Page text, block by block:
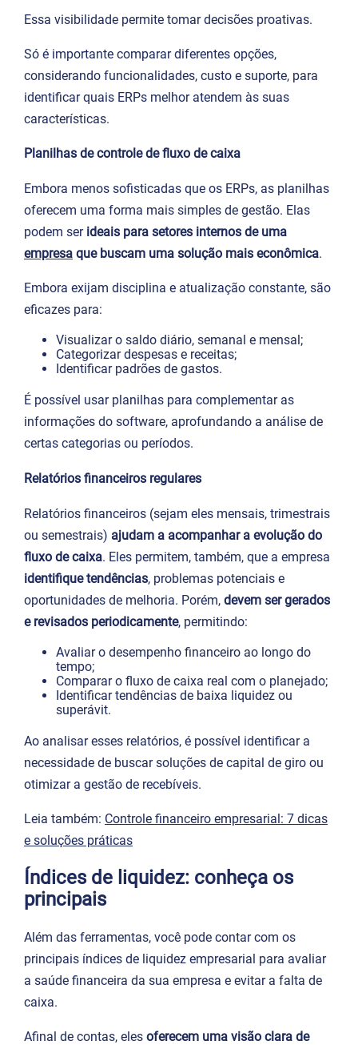
Essa visibilidade permite tomar decisões proativas.
Só é importante comparar diferentes opções,
considerando funcionalidades, custo e suporte, para
identificar quais ERPs melhor atendem às suas
características.
Planilhas de controle de fluxo de caixa
Embora menos sofisticadas que os ERPs, as planilhas
oferecem uma forma mais simples de gestão. Elas
podem serideais para setores internos de uma
empresa que buscam uma solução mais econômica.
Embora exijam disciplina e atualização constante, são
eficazes para:
Visualizar o saldo diário, semanal e mensal;
Categorizar despesas e receitas;
Identificar padrões de gastos.
É possível usar planilhas para complementar as
informações do software, aprofundando a análise de
certas categorias ou períodos.
Relatórios financeiros regulares
Relatórios financeiros (sejam eles mensais, trimestrais
ou semestrais) ajudam a acompanhar a evolução do
fluxo de caixa. Eles permitem, também, que a empresa
identifique tendências, problemas potenciais e
oportunidades de melhoria. Porém, devem ser gerados
e revisados periodicamente, permitindo:
Avaliar o desempenho financeiro ao longo do
tempo;
Comparar o fluxo de caixa real com o planejado;
Identificar tendências de baixa liquidez ou
superávit.
Ao analisar esses relatórios, é possível identificar a
necessidade de buscar soluções de capital de giro ou
otimizar a gestão de recebíveis.
Leia também: Controle financeiro empresarial: 7 dicas
e soluções práticas
Índices de liquidez: conheça os
principais
Além das ferramentas, você pode contar com os
principais índices de liquidez empresarial para avaliar
a saúde financeira da sua empresa e evitar a falta de
caixa.
Afinal de contas, eles oferecem uma visão clara de